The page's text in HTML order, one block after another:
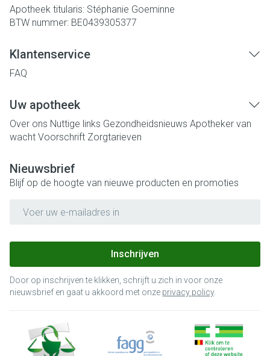
Apotheek titularis: Stéphanie Goeminne
BTW nummer: BE0439305377
Klantenservice
FAQ
Uw apotheek
Over ons Nuttige links Gezondheidsnieuws Apotheker van
wacht Voorschrift Zorgtarieven
Nieuwsbrief
Blijf op de hoogte van nieuwe producten en promoties
Inschrijven
Door op inschrijven te klikken, schrijft u zich in voor onze
nieuwsbrief en gaat u akkoord met onze privacy policy.